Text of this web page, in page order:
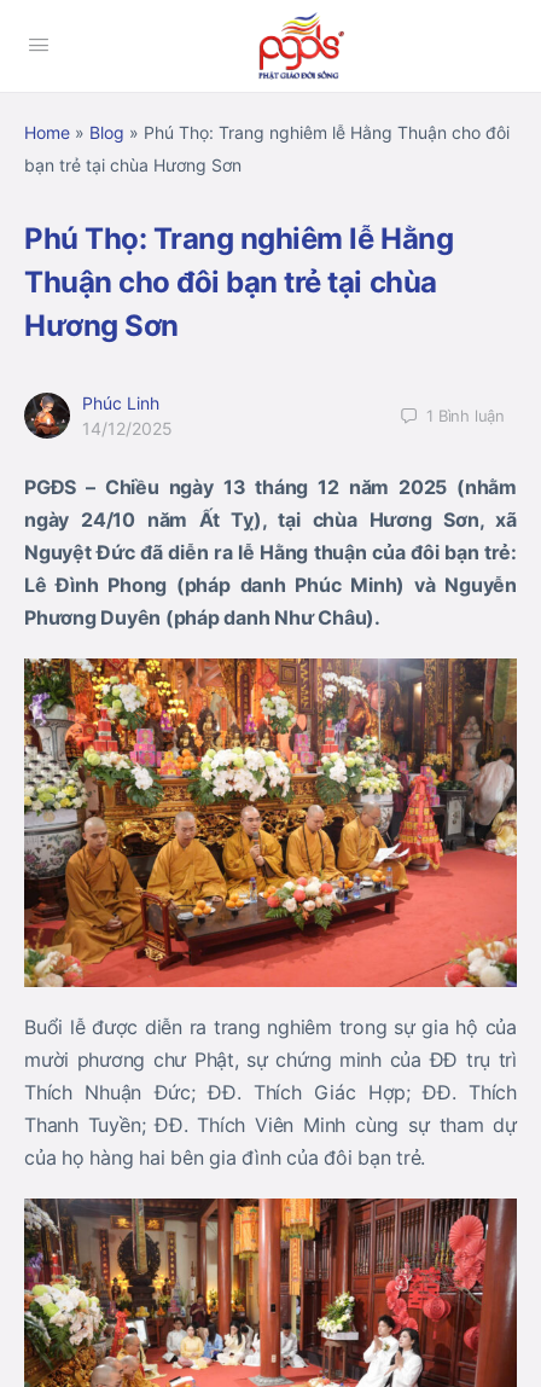
Home » Blog » Phú Thọ: Trang nghiêm lễ Hằng Thuận cho đôi
bạn trẻ tại chùa Hương Sơn
Phú Thọ: Trang nghiêm lễ Hằng
Thuận cho đôi bạn trẻ tại chùa
Hương Sơn
Phúc Linh
14/12/2025
1 Bình luận
PGĐS – Chiều ngày 13 tháng 12 năm 2025 (nhằm
ngày 24/10 năm Ất Tỵ), tại chùa Hương Sơn, xã
Nguyệt Đức đã diễn ra lễ Hằng thuận của đôi bạn trẻ:
Lê Đình Phong (pháp danh Phúc Minh) và Nguyễn
Phương Duyên (pháp danh Như Châu).
Buổi lễ được diễn ra trang nghiêm trong sự gia hộ của
mười phương chư Phật, sự chứng minh của ĐĐ trụ trì
Thích Nhuận Đức; ĐĐ. Thích Giác Hợp; ĐĐ. Thích
Thanh Tuyền; ĐĐ. Thích Viên Minh cùng sự tham dự
của họ hàng hai bên gia đình của đôi bạn trẻ.